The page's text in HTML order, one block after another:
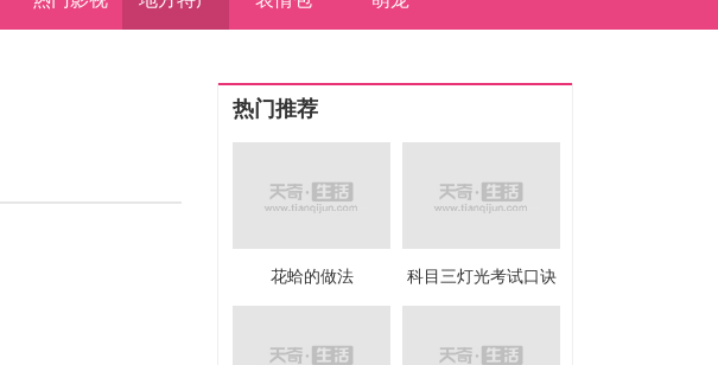
热门推荐
花蛤的做法 科目三灯光考试口诀